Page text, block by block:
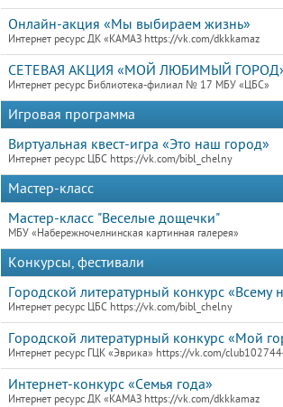
Онлайн-акция «Мы выбираем жизнь»
Интернет ресурс ДК «КАМАЗ https://vk.com/dkkkamaz
СЕТЕВАЯ АКЦИЯ «МОЙ ЛЮБИМЫЙ
Интернет ресурс Библиотека-филиал № 17 МБУ «ЦБС»
Игровая программа
Виртуальная квест-игра «Это наш город»
Интернет ресурс ЦБС https://vk.com/bibl_chelny
Мастер-класс
Мастер-класс "Веселые дощечки"
МБУ «Набережночелнинская картинная галерея»
Конкурсы, фестивали
Городской литературный конкурс
Интернет ресурс ЦБС https://vk.com/bibl_chelny
Городской литературный конкурс «Мой
Интернет ресурс ГЦК «Эврика» https://vk.com/
Интернет-конкурс «Семья года»
Интернет ресурс ДК «КАМАЗ https://vk.com/dkkkamaz